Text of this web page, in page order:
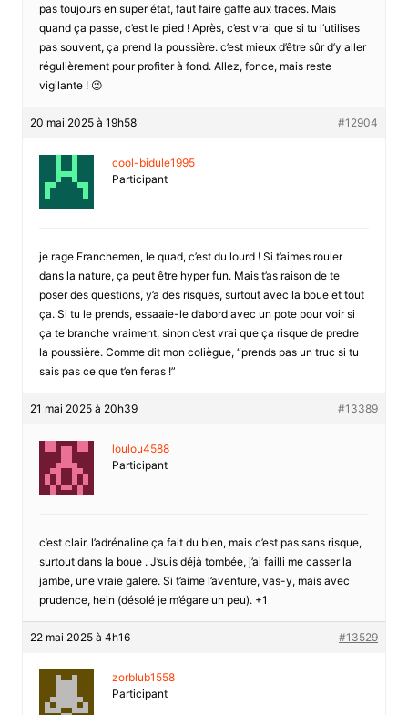
pas toujours en super état, faut faire gaffe aux traces. Mais
quand ça passe, c’est le pied ! Après, c’est vrai que si tu l’utilises
pas souvent, ça prend la poussière. c’est mieux d’être sûr d’y aller
régulièrement pour profiter à fond. Allez, fonce, mais reste
vigilante ! 😉
20 mai 2025 à 19h58 #12904
cool-bidule1995
Participant
je rage Franchemen, le quad, c’est du lourd ! Si t’aimes rouler
dans la nature, ça peut être hyper fun. Mais t’as raison de te
poser des questions, y’a des risques, surtout avec la boue et tout
ça. Si tu le prends, essaaie-le d’abord avec un pote pour voir si
ça te branche vraiment, sinon c’est vrai que ça risque de predre
la poussière. Comme dit mon coliègue, “prends pas un truc si tu
sais pas ce que t’en feras !”
21 mai 2025 à 20h39 #13389
loulou4588
Participant
c’est clair, l’adrénaline ça fait du bien, mais c’est pas sans risque,
surtout dans la boue . J’suis déjà tombée, j’ai failli me casser la
jambe, une vraie galere. Si t’aime l’aventure, vas-y, mais avec
prudence, hein (désolé je m’égare un peu). +1
22 mai 2025 à 4h16 #13529
zorblub1558
Participant